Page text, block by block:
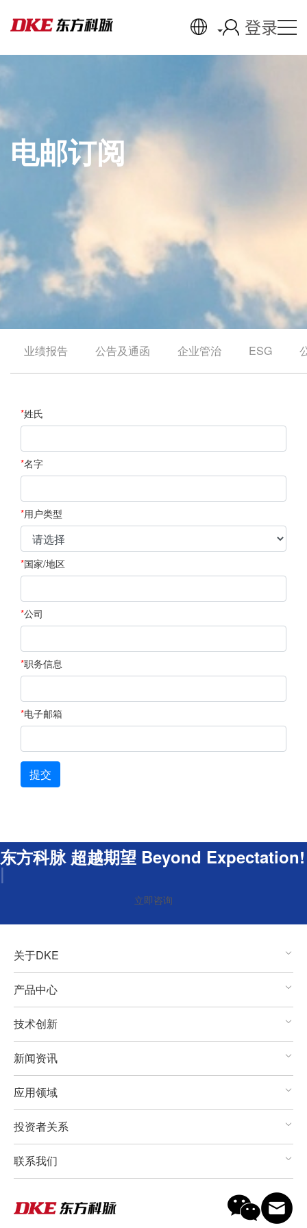
登录
电邮订阅
业绩报告 公告及通函 企业管治 ESG
*姓氏
*名字
*用户类型
*国家/地区
*公司
*职务信息
*电子邮箱
提交
东方科脉 超越期望 Beyond Expectation!
|
立即咨询
关于DKE
产品中心
技术创新
新闻资讯
应用领域
投资者关系
联系我们